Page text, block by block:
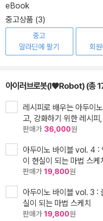
eBook
중고상품 (3)
중고
알라딘에 팔기
회
아이러브로봇(I♥Robot) (총
레시피로 배우는 아두이
고, 강화하기 위한 레시피
판매가 36,000원
아두이노 바이블 vol. 4 :
이 현실이 되는 마법 스케
판매가 19,800원
아두이노 바이블 vol. 3 :
실이 되는 마법 스케치
판매가 19,800원